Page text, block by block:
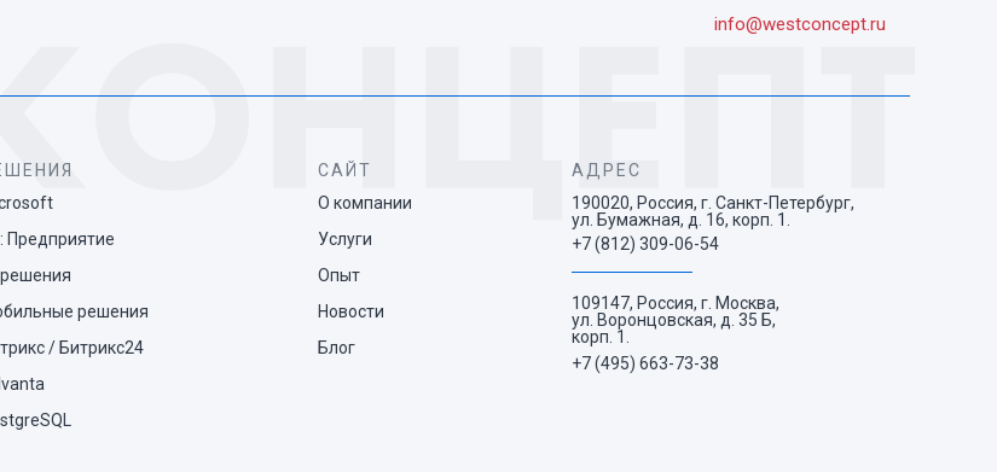
Предприятие
решения
решения
/ Битрикс24
САЙТ
О компании
Услуги
Опыт
Новости
Блог
АДРЕС
190020, Россия, г. Санкт-Петербург,
ул. Бумажная, д. 16, корп. 1.
+7 (812) 309-06-54
109147, Россия, г. Москва,
ул. Воронцовская, д. 35 Б,
корп. 1.
+7 (495) 663-73-38
info@westconcept.ru